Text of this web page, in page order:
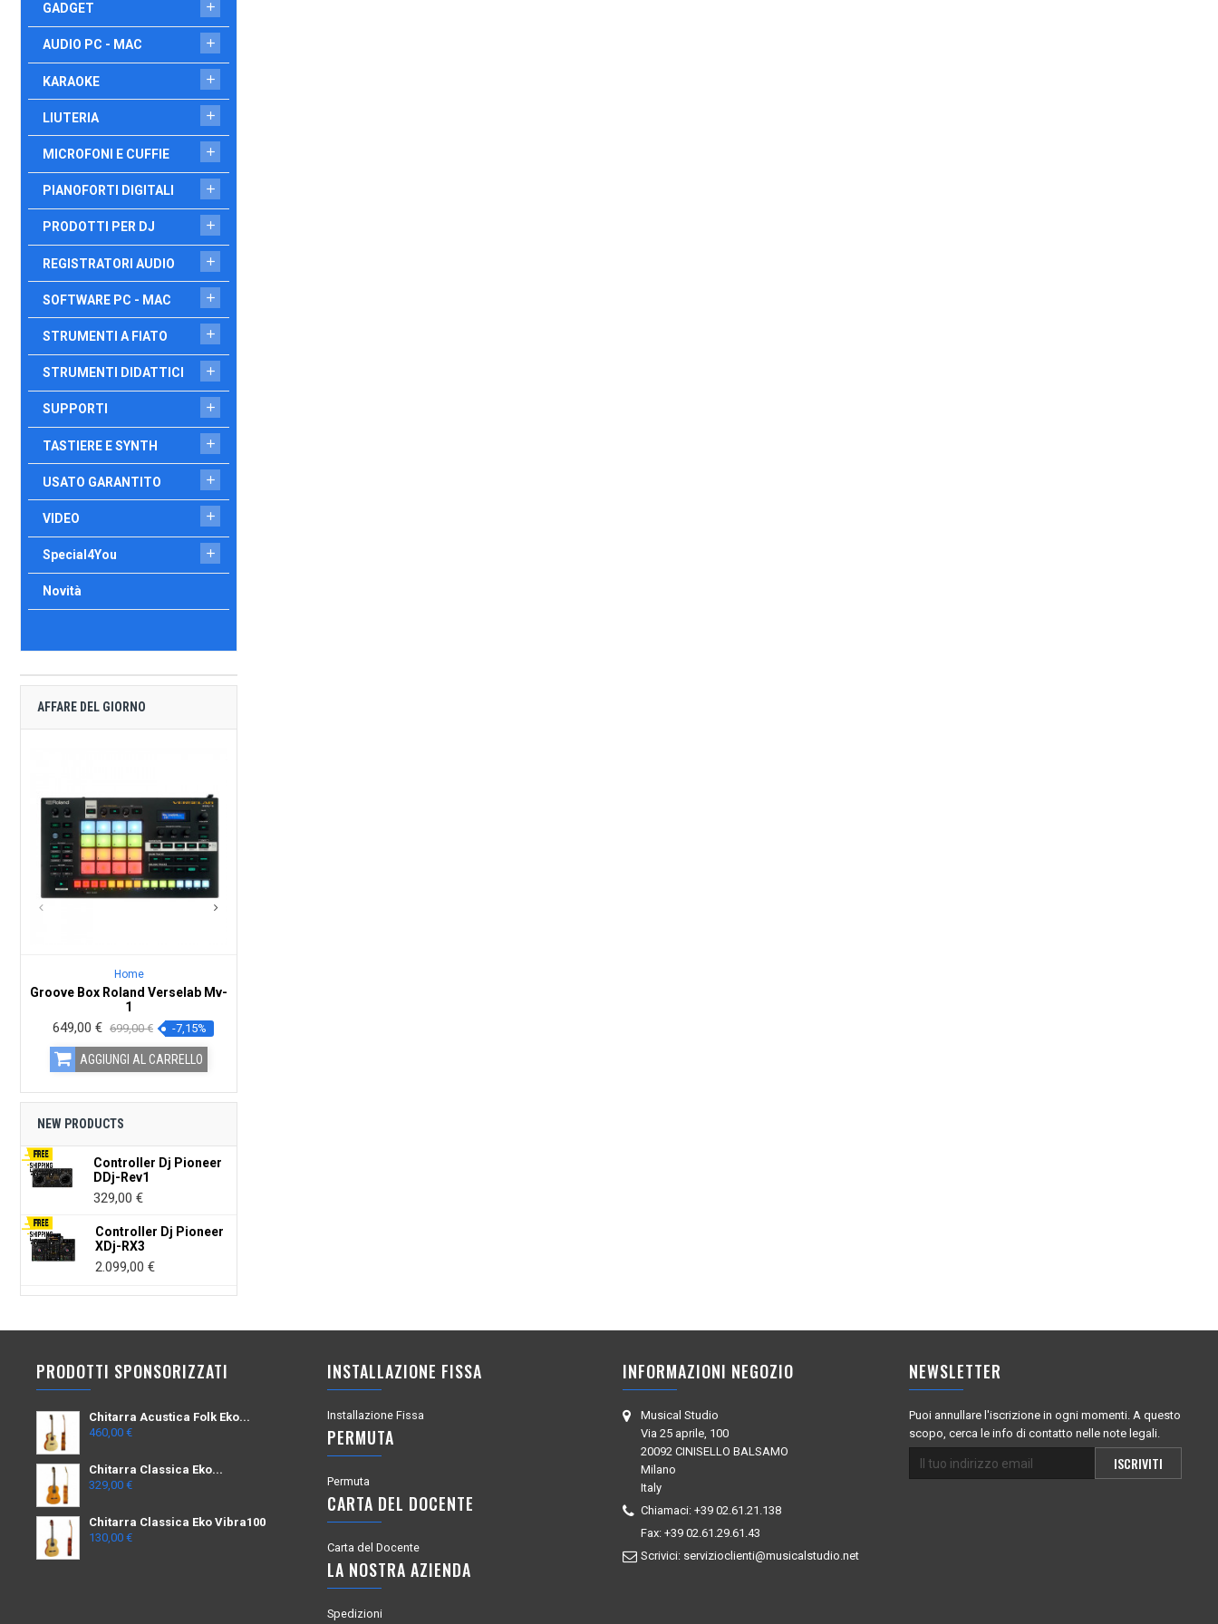
GADGET 
AUDIO PC - MAC 
KARAOKE 
LIUTERIA 
MICROFONI E CUFFIE 
PIANOFORTI DIGITALI 
PRODOTTI PER DJ 
REGISTRATORI AUDIO 
SOFTWARE PC - MAC 
STRUMENTI A FIATO 
STRUMENTI DIDATTICI 
SUPPORTI 
TASTIERE E SYNTH 
USATO GARANTITO 
VIDEO 
Special4You 
Novità
AFFARE DEL GIORNO
Home
Groove Box Roland Verselab Mv-
1
Prezzo
649,00 € Prezzo
base
699,00 € -7,15%
AGGIUNGI AL CARRELLO
NEW PRODUCTS
Controller Dj Pioneer
DDj-Rev1
Prezzo
329,00 €
Controller Dj Pioneer
XDj-RX3
Prezzo
2.099,00 €
PRODOTTI SPONSORIZZATI
Chitarra Acustica Folk Eko...
460,00 €
Chitarra Classica Eko...
329,00 €
Chitarra Classica Eko Vibra100
130,00 €
INSTALLAZIONE FISSA
Installazione Fissa
PERMUTA
Permuta
CARTA DEL DOCENTE
Carta del Docente
LA NOSTRA AZIENDA
Spedizioni
INFORMAZIONI NEGOZIO
Musical Studio
Via 25 aprile, 100
20092 CINISELLO BALSAMO
Milano
Italy
Chiamaci: +39 02.61.21.138
Fax: +39 02.61.29.61.43
Scrivici: servizioclienti@musicalstudio.net
NEWSLETTER
Puoi annullare l'iscrizione in ogni momenti. A questo
scopo, cerca le info di contatto nelle note legali.